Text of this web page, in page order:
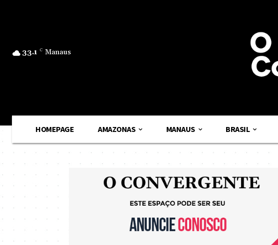
33.1 C Manaus
HOMEPAGE AMAZONAS MANAUS BRASIL